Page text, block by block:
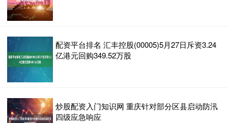
配资平台排名 汇丰控股(00005)5月27日斥资3.24
亿港元回购349.52万股
炒股配资入门知识网 重庆针对部分区县启动防汛
四级应急响应